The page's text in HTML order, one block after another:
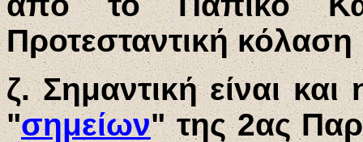
Προτεσταντική
ζ. Σημαντική είναι
"σημείων" της 2ας